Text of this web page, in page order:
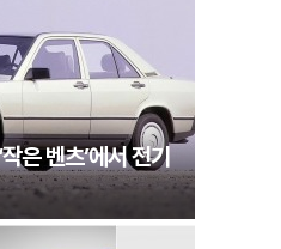
은 벤츠’에서 전기